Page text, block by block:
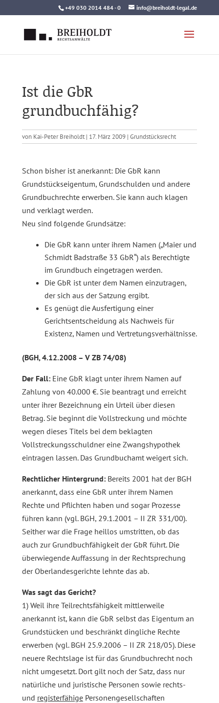
to
+49 030 2014 484 - 0 info@breiholdt-legal.de
Ist die GbR
grundbuchfähig?
von Kai-Peter Breiholdt| 17. März 2009| Grundstücksrecht
Schon bisher ist anerkannt: Die GbR kann
Grundstückseigentum, Grundschulden und andere
Grundbuchrechte erwerben. Sie kann auch klagen
und verklagt werden.
Neu sind folgende Grundsätze:
Die GbR kann unter ihrem Namen („Maier und
Schmidt Badstraße 33 GbR“) als Berechtigte
im Grundbuch eingetragen werden.
Die GbR ist unter dem Namen einzutragen,
der sich aus der Satzung ergibt.
Es genügt die Ausfertigung einer
Gerichtsentscheidung als Nachweis für
Existenz, Namen und Vertretungsverhältnisse.
(BGH, 4.12.2008 – V ZB 74/08)
Der Fall:Eine GbR klagt unter ihrem Namen auf
Zahlung von 40.000 €. Sie beantragt und erreicht
unter ihrer Bezeichnung ein Urteil über diesen
Betrag. Sie beginnt die Vollstreckung und möchte
wegen dieses Titels bei dem beklagten
Vollstreckungsschuldner eine Zwangshypothek
eintragen lassen. Das Grundbuchamt weigert sich.
Rechtlicher Hintergrund:Bereits 2001 hat der BGH
anerkannt, dass eine GbR unter ihrem Namen
Rechte und Pflichten haben und sogar Prozesse
führen kann (vgl. BGH, 29.1.2001 – II ZR 331/00).
Seither war die Frage heillos umstritten, ob das
auch zur Grundbuchfähigkeit der GbR führt. Die
überwiegende Auffassung in der Rechtsprechung
der Oberlandesgerichte lehnte das ab.
Was sagt das Gericht?
1) Weil ihre Teilrechtsfähigkeit mittlerweile
anerkannt ist, kann die GbR selbst das Eigentum an
Grundstücken und beschränkt dingliche Rechte
erwerben (vgl. BGH 25.9.2006 – II ZR 218/05). Diese
neuere Rechtslage ist für das Grundbuchrecht noch
nicht umgesetzt. Dort gilt noch der Satz, dass nur
natürliche und juristische Personen sowie rechts-
und registerfähigePersonengesellschaften